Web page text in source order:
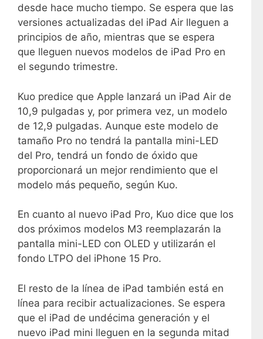
desde hace mucho tiempo. Se espera que las
versiones actualizadas del iPad Air lleguen a
principios de año, mientras que se espera
que lleguen nuevos modelos de iPad Pro en
el segundo trimestre.
Kuo predice que Apple lanzará un iPad Air de
10,9 pulgadas y, por primera vez, un modelo
de 12,9 pulgadas. Aunque este modelo de
tamaño Pro no tendrá la pantalla mini-LED
del Pro, tendrá un fondo de óxido que
proporcionará un mejor rendimiento que el
modelo más pequeño, según Kuo.
En cuanto al nuevo iPad Pro, Kuo dice que los
dos próximos modelos M3 reemplazarán la
pantalla mini-LED con OLED y utilizarán el
fondo LTPO del iPhone 15 Pro.
El resto de la línea de iPad también está en
línea para recibir actualizaciones. Se espera
que el iPad de undécima generación y el
nuevo iPad mini lleguen en la segunda mitad